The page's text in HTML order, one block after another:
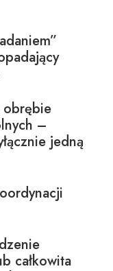
obrębie
–
jedną
całkowita